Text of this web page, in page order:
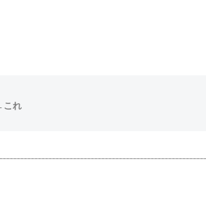
これ